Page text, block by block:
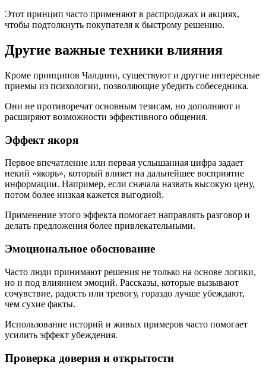
Этот принцип часто применяют в распродажах и акциях,
чтобы подтолкнуть покупателя к быстрому решению.
Другие важные техники влияния
Кроме принципов Чалдини, существуют и другие интересные
приемы из психологии, позволяющие убедить собеседника.
Они не противоречат основным тезисам, но дополняют и
расширяют возможности эффективного общения.
Эффект якоря
Первое впечатление или первая услышанная цифра задает
некий «якорь», который влияет на дальнейшее восприятие
информации. Например, если сначала назвать высокую цену,
потом более низкая кажется выгодной.
Применение этого эффекта помогает направлять разговор и
делать предложения более привлекательными.
Эмоциональное обоснование
Часто люди принимают решения не только на основе логики,
но и под влиянием эмоций. Рассказы, которые вызывают
сочувствие, радость или тревогу, гораздо лучше убеждают,
чем сухие факты.
Использование историй и живых примеров часто помогает
усилить эффект убеждения.
Проверка доверия и открытости